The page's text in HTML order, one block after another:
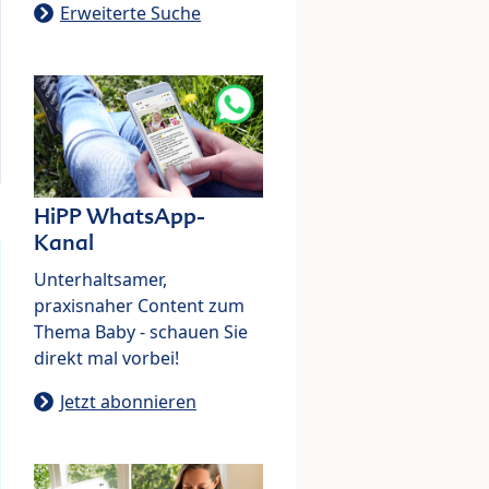
Erweiterte Suche
HiPP WhatsApp-
Kanal
Unterhaltsamer,
praxisnaher Content zum
Thema Baby - schauen Sie
direkt mal vorbei!
Jetzt abonnieren